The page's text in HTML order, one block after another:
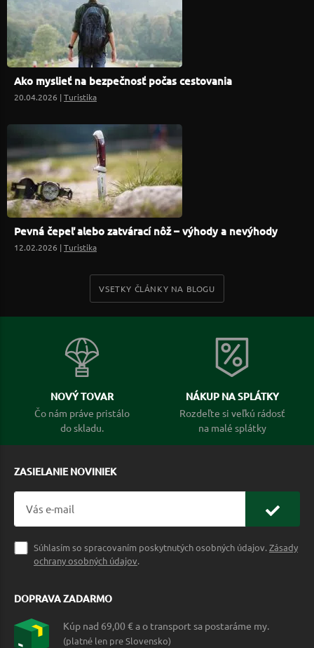
Ako myslieť na bezpečnosť počas cestovania
20.04.2026 |Turistika
Pevná čepeľ alebo zatvárací nôž – výhody a nevýhody
12.02.2026 |Turistika
VSETKY ČLÁNKY NA BLOGU
NOVÝ TOVAR
Čo nám práve pristálo
do skladu.
NÁKUP NA SPLÁTKY
Rozdeľte si veľkú rádosť
na malé splátky
ZASIELANIE NOVINIEK
Súhlasím so spracovaním poskytnutých osobných údajov.Zásady
ochrany osobných údajov.
DOPRAVA ZADARMO
Kúp nad 69,00 € a o transport sa postaráme my.
(platné len pre Slovensko)